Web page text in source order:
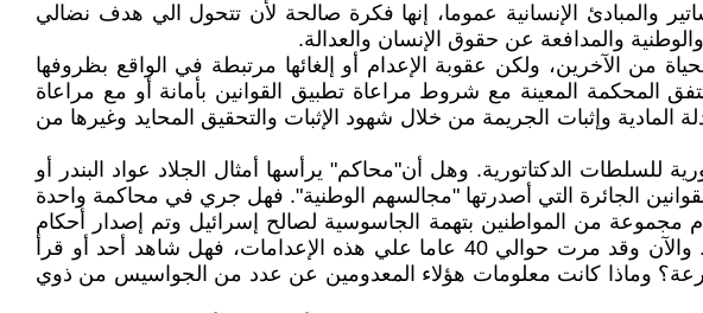
والمبادئ الإنسانية عموما، إنها فکرة صالحة لأن تتحول الي هدف نضالي
والمدافعة عن حقوق الإنسان والعدالة.
من الآخرين، ولکن عقوبة الإعدام أو إلغائها مرتبطة في الواقع بظروفها
المحکمة المعينة مع شروط مراعاة تطبيق القوانين بأمانة أو مع مراعاة
المادية وإثبات الجريمة من خلال شهود الإثبات والتحقيق المحايد وغيرها من
للسلطات الدکتاتورية. وهل أن"محاکم" يرأسها أمثال الجلاد عواد البندر أو
الجائرة التي أصدرتها "مجالسهم الوطنية". فهل جري في محاکمة واحدة
1969أعلنت إذاعة بغداد عن محاکمة وإعدام مجموعة من المواطنين بتهمة الجاسوسية لصالح إسرائيل وتم إصدار أحکام
الإعدام ب14 منهم وفي الصباح إعدم هؤلاء بتعليقهم في ساحة التحريرفي بغداد وفي ساحات البصرة. والآن وقد مرت حوالي 40 عاما علي هذه‌ الإعدامات، فهل شاهد أحد أو قرأ
وماذا کانت معلومات هؤلاء المعدومين عن عدد من الجواسيس من ذوي